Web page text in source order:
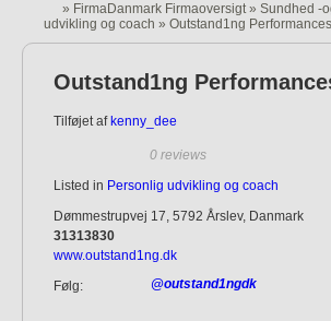
» FirmaDanmark Firmaoversigt » Sundhed -
udvikling og coach » Outstand1ng Performances
Outstand1ng
Tilføjet af kenny_dee
0 reviews
Listed in Personlig udvikling og coach
Dømmestrupvej 17, 5792 Årslev, Danmark
31313830
www.outstand1ng.dk
Følg:
@outstand1ngdk